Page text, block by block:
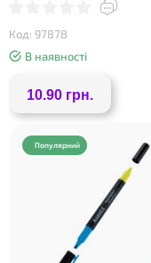
Код: 97878
В наявності
10.90 грн.
Популярний
❤